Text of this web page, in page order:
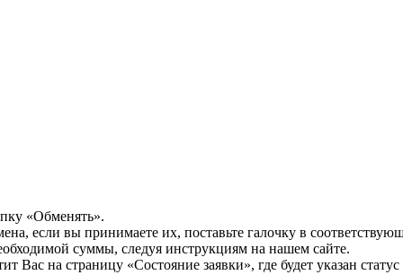
«Обменять».
если вы принимаете их, поставьте галочку в
суммы, следуя инструкциям на нашем сайте.
Вас на страницу «Состояние заявки», где будет указан